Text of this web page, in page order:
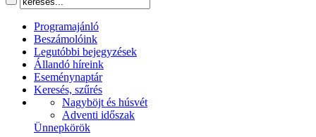
Programajánló
Beszámolóink
Legutóbbi bejegyzések
Állandó híreink
Eseménynaptár
Keresés, szűrés
Nagyböjt és húsvét
Adventi időszak
Ünnepkörök